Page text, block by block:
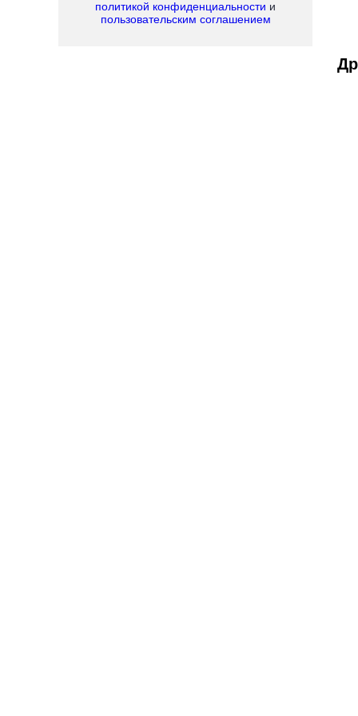
политикой конфиденциальности и
пользовательским соглашением